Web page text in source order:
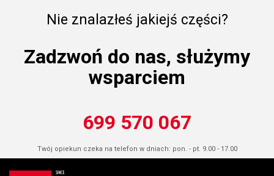
Nie znalazłeś jakiejś części?
Zadzwoń do nas, służymy
wsparciem
699 570 067
Twój opiekun czeka na telefon w dniach: pon. - pt. 9.00 - 17.00